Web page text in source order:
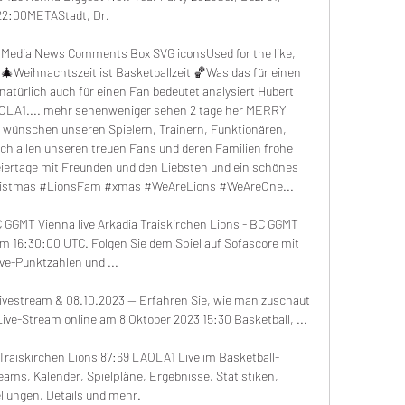
Dr.
News Comments Box SVG iconsUsed for the like,
ist Basketballzeit 🏀Was das für einen
auch für einen Fan bedeutet analysiert Hubert
mehr sehenweniger sehen 2 tage her MERRY
wünschen unseren Spielern, Trainern, Funktionären,
allen unseren treuen Fans und deren Familien frohe
mit Freunden und den Liebsten und ein schönes
#LionsFam #xmas #WeAreLions #WeAreOne...
Vienna live Arkadia Traiskirchen Lions - BC GGMT
16:30:00 UTC. Folgen Sie dem Spiel auf Sofascore mit
Punktzahlen und ...
& 08.10.2023 — Erfahren Sie, wie man zuschaut
Stream online am 8 Oktober 2023 15:30 Basketball, ...
Lions 87:69 LAOLA1 Live im Basketball-
Kalender, Spielpläne, Ergebnisse, Statistiken,
Details und mehr.